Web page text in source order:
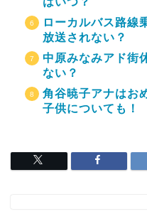
ローカルバス路線
放送されない？
中原みなみアド街
ない？
角谷暁子アナはお
子供についても！